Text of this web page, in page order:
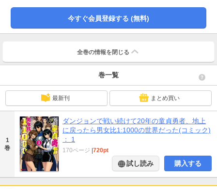
今すぐ会員登録する (無料)
全巻の情報を 閉じる
巻一覧
最新刊 まとめ買い
1
巻
ダンジョンで戦い続けて20年の童貞勇者、地上
に戻ったら男女比1:1000の世界だった(コミック)
： 1
170ページ |720pt
試し読み 購入する